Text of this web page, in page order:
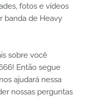
fotos e vídeos
banda de Heavy
sobre você
Então segue
ajudará nessa
nossas perguntas